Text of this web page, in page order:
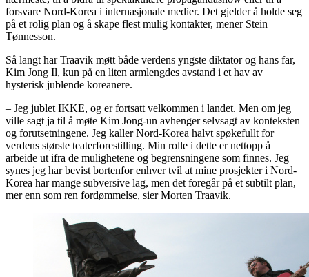
forsvare Nord-Korea i internasjonale medier. Det gjelder å holde seg
på et rolig plan og å skape flest mulig kontakter, mener Stein
Tønnesson.
Så langt har Traavik møtt både verdens yngste diktator og hans far,
Kim Jong Il, kun på en liten armlengdes avstand i et hav av
hysterisk jublende koreanere.
– Jeg jublet IKKE, og er fortsatt velkommen i landet. Men om jeg
ville sagt ja til å møte Kim Jong-un avhenger selvsagt av konteksten
og forutsetningene. Jeg kaller Nord-Korea halvt spøkefullt for
verdens største teaterforestilling. Min rolle i dette er nettopp å
arbeide ut ifra de mulighetene og begrensningene som finnes. Jeg
synes jeg har bevist bortenfor enhver tvil at mine prosjekter i Nord-
Korea har mange subversive lag, men det foregår på et subtilt plan,
mer enn som ren fordømmelse, sier Morten Traavik.